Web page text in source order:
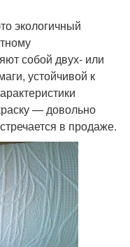
экологичный
собой двух- или
устойчивой к
— довольно
в продаже.